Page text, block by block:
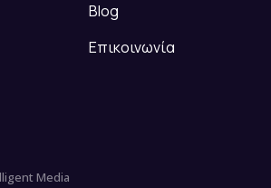
Blog
Επικοινωνία
Media